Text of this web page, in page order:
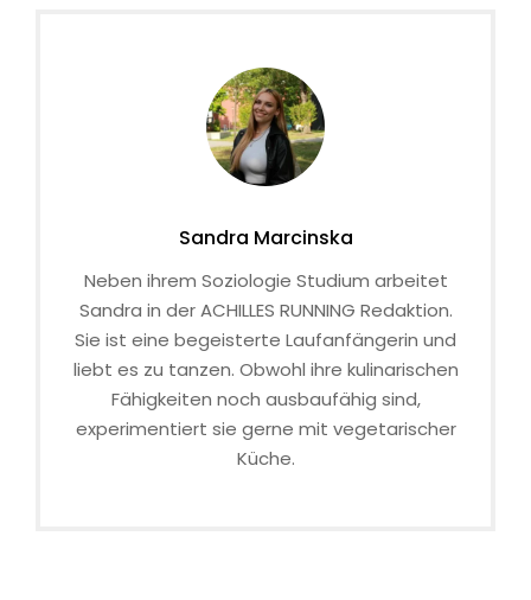
Sandra Marcinska
Neben ihrem Soziologie Studium arbeitet
Sandra in der ACHILLES RUNNING Redaktion.
Sie ist eine begeisterte Laufanfängerin und
liebt es zu tanzen. Obwohl ihre kulinarischen
Fähigkeiten noch ausbaufähig sind,
experimentiert sie gerne mit vegetarischer
Küche.